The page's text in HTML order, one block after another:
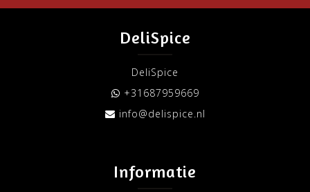
DeliSpice
DeliSpice
+31687959669
info@delispice.nl
Informatie